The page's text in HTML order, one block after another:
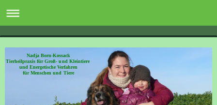
Nadja Born-Kossack
Tierheilpraxis für Groß- und Kleintiere
und Energetische Verfahren
für Menschen und Tiere